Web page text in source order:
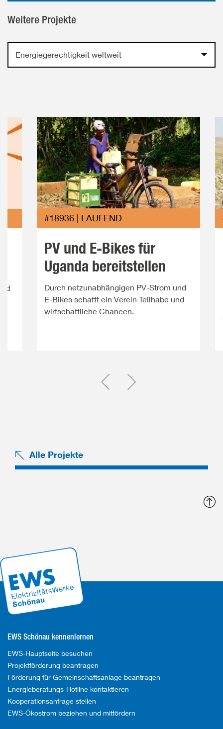
Weitere Projekte
Energiegerechtigkeit weltweit
#18936 | LAUFEND
PV und E-Bikes für
Uganda bereitstellen
Durch netzunabhängigen PV-Strom und
E-Bikes schafft ein Verein Teilhabe und
wirtschaftliche Chancen.
Einen Slide zurück
Einen Slide vor
Alle Projekte
EWS Schönau kennenlernen
EWS-Hauptseite besuchen
Projektförderung beantragen
Förderung für Gemeinschaftsanlage beantragen
Energieberatungs-Hotline kontaktieren
Kooperationsanfrage stellen
EWS-Ökostrom beziehen und mitfördern